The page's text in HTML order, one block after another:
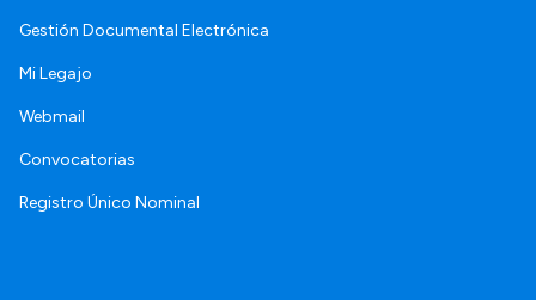
Gestión Documental Electrónica
Mi Legajo
Webmail
Convocatorias
Registro Único Nominal